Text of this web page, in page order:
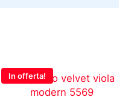
In offerta!